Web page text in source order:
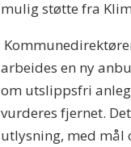
mulig støtte fra
arbeides en ny
om utslippsfri
vurderes fjernet.
utlysning, med mål